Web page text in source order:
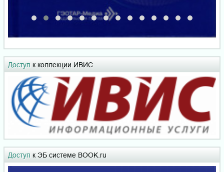
Доступ к коллекции ИВИС
Доступ к ЭБ системе BOOK.ru